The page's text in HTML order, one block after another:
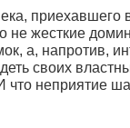
не жесткие
а, напротив,
своих
что неприятие